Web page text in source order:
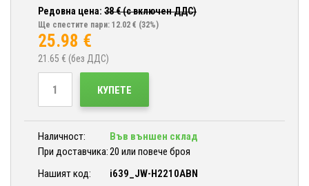
Редовна цена: 38€ (с включен ДДС)
Ще спестите пари: 12.02 € (32%)
25.98 €
21.65 € (без ДДС)
КУПЕТЕ
Наличност:
Във външен склад
При доставчика:20 или повече броя
Нашият код:
i639_JW-H2210ABN